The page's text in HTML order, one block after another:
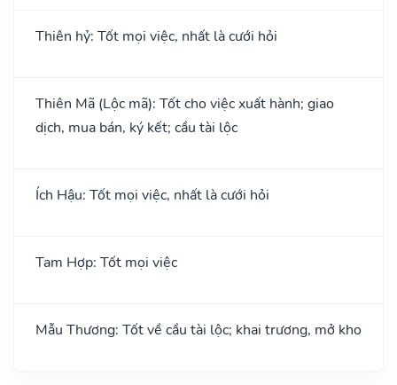
Thiên hỷ: Tốt mọi việc, nhất là cưới hỏi
Thiên Mã (Lộc mã): Tốt cho việc xuất hành; giao
dịch, mua bán, ký kết; cầu tài lộc
Ích Hậu: Tốt mọi việc, nhất là cưới hỏi
Tam Hợp: Tốt mọi việc
Mẫu Thương: Tốt về cầu tài lộc; khai trương, mở kho